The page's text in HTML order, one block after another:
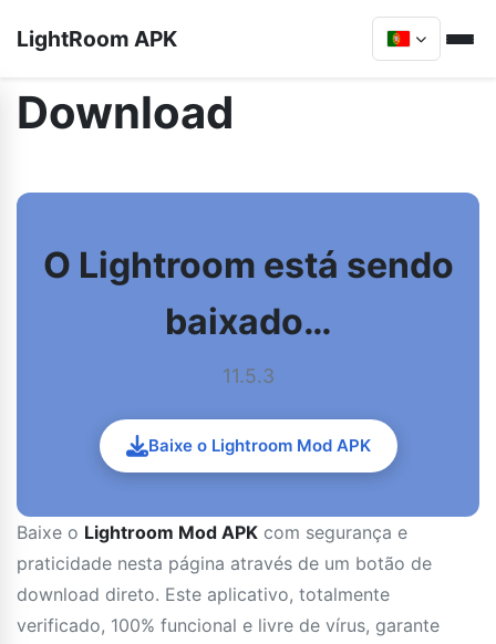
LightRoom APK
Download
O Lightroom está sendo
baixado…
11.5.3
Baixe o Lightroom Mod APK
Baixe o Lightroom Mod APK com segurança e
praticidade nesta página através de um botão de
download direto. Este aplicativo, totalmente
verificado, 100% funcional e livre de vírus, garante